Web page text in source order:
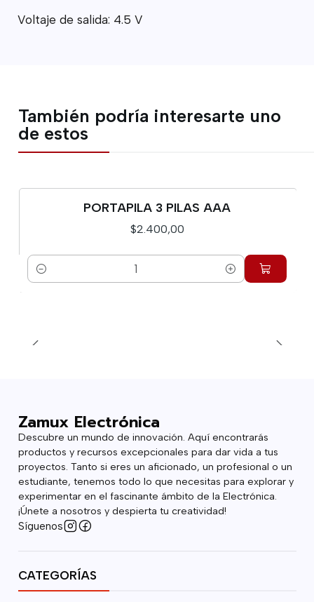
Voltaje de salida: 4.5 V
También podría interesarte uno
de estos
PORTAPILA 3 PILAS AAA
$2.400,00
Cantidad
Zamux Electrónica
Descubre un mundo de innovación. Aquí encontrarás
productos y recursos excepcionales para dar vida a tus
proyectos. Tanto si eres un aficionado, un profesional o un
estudiante, tenemos todo lo que necesitas para explorar y
experimentar en el fascinante ámbito de la Electrónica.
¡Únete a nosotros y despierta tu creatividad!
Síguenos
CATEGORÍAS